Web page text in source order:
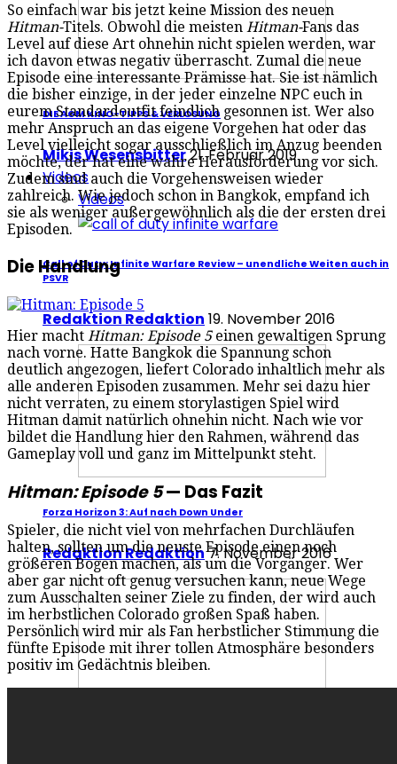
DIE AGM KINO-TIPPS & VERLOSUNG
Mikis Wesensbitter21. Februar 2019
Videos
Videos
Call of Duty: Infinite Warfare Review – unendliche Weiten auch in
PSVR
Redaktion Redaktion 19. November 2016
Forza Horizon 3: Auf nach Down Under
Redaktion Redaktion 7. November 2016
So einfach war bis jetzt keine Mission des neuen
Hitman-Titels. Obwohl die meisten Hitman-Fans das
Level auf diese Art ohnehin nicht spielen werden, war
ich davon etwas negativ überrascht. Zumal die neue
Episode eine interessante Prämisse hat. Sie ist nämlich
die bisher einzige, in der jeder einzelne NPC euch in
eurem Standardoutfit feindlich gesonnen ist. Wer also
mehr Anspruch an das eigene Vorgehen hat oder das
Level vielleicht sogar ausschließlich im Anzug beenden
möchte, der hat eine wahre Herausforderung vor sich.
Zudem sind auch die Vorgehensweisen wieder
zahlreich. Wie jedoch schon in Bangkok, empfand ich
sie als weniger außergewöhnlich als die der ersten drei
Episoden.
Die Handlung
Hier macht Hitman: Episode 5einen gewaltigen Sprung
nach vorne. Hatte Bangkok die Spannung schon
deutlich angezogen, liefert Colorado inhaltlich mehr als
alle anderen Episoden zusammen. Mehr sei dazu hier
nicht verraten, zu einem storylastigen Spiel wird
Hitman damit natürlich ohnehin nicht. Nach wie vor
bildet die Handlung hier den Rahmen, während das
Gameplay voll und ganz im Mittelpunkt steht.
Hitman: Episode 5— Das Fazit
Spieler, die nicht viel von mehrfachen Durchläufen
halten, sollten um die neuste Episode einen noch
größeren Bogen machen, als um die Vorgänger. Wer
aber gar nicht oft genug versuchen kann, neue Wege
zum Ausschalten seiner Ziele zu finden, der wird auch
im herbstlichen Colorado großen Spaß haben.
Persönlich wird mir als Fan herbstlicher Stimmung die
fünfte Episode mit ihrer tollen Atmosphäre besonders
positiv im Gedächtnis bleiben.